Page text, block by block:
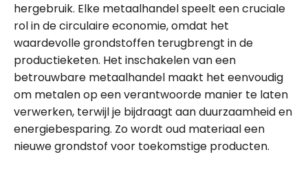
hergebruik. Elke metaalhandel speelt een cruciale
rol in de circulaire economie, omdat het
waardevolle grondstoffen terugbrengt in de
productieketen. Het inschakelen van een
betrouwbare metaalhandel maakt het eenvoudig
om metalen op een verantwoorde manier te laten
verwerken, terwijl je bijdraagt aan duurzaamheid en
energiebesparing. Zo wordt oud materiaal een
nieuwe grondstof voor toekomstige producten.